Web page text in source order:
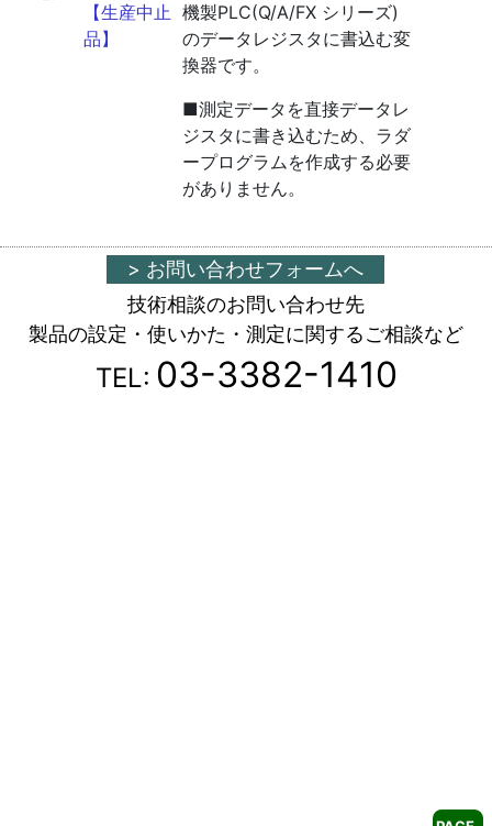
【生産中止
品】
機製PLC(Q/A/FX シリーズ)
のデータレジスタに書込む変
換器です。
■測定データを直接データレ
ジスタに書き込むため、ラダ
ープログラムを作成する必要
がありません。
> お問い合わせフォームへ
技術相談のお問い合わせ先
製品の設定・使いかた・測定に関するご相談など
TEL: 03-3382-1410